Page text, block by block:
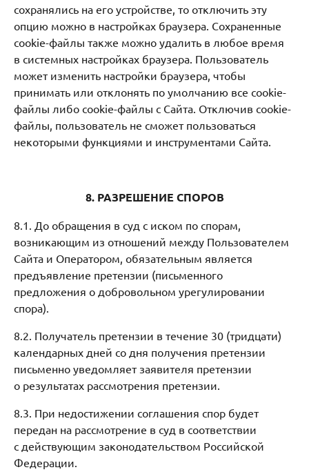
сохранялись на его устройстве, то отключить эту
опцию можно в настройках браузера. Сохраненные
cookie-файлы также можно удалить в любое время
в системных настройках браузера. Пользователь
может изменить настройки браузера, чтобы
принимать или отклонять по умолчанию все cookie-
файлы либо cookie-файлы с Сайта. Отключив cookie-
файлы, пользователь не сможет пользоваться
некоторыми функциями и инструментами Сайта.
8. РАЗРЕШЕНИЕ СПОРОВ
8.1. До обращения в суд с иском по спорам,
возникающим из отношений между Пользователем
Сайта и Оператором, обязательным является
предъявление претензии (письменного
предложения о добровольном урегулировании
спора).
8.2. Получатель претензии в течение 30 (тридцати)
календарных дней со дня получения претензии
письменно уведомляет заявителя претензии
о результатах рассмотрения претензии.
8.3. При недостижении соглашения спор будет
передан на рассмотрение в суд в соответствии
с действующим законодательством Российской
Федерации.